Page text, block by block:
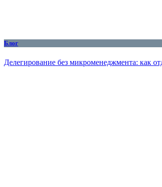
Блог
Делегирование без микроменеджмента: как